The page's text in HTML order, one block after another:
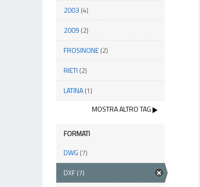
2003 (4)
2009 (2)
FROSINONE(2)
RIETI (2)
LATINA(1)
MOSTRA ALTRO TAG
FORMATI
DWG (7)
DXF(7)